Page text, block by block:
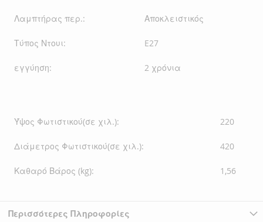
Λαμπτήρας περ.: Αποκλειστικός
Τύπος Ντουι: E27
εγγύηση: 2 χρόνια
Ύψος Φωτιστικού(σε χιλ.): 220
Διάμετρος Φωτιστικού(σε χιλ.): 420
Καθαρό Βάρος (kg): 1,56
Περισσότερες Πληροφορίες